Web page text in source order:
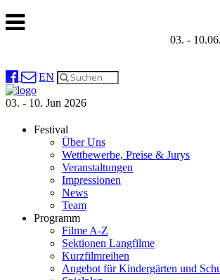
03. -
EN
03. - 10. Jun 2026
Festival
Über Uns
Wettbewerbe, Preise & Jurys
Veranstaltungen
Impressionen
News
Team
Programm
Filme A-Z
Sektionen Langfilme
Kurzfilmreihen
Angebot für Kindergärten und